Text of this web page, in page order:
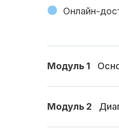
Онлайн-
Модуль 1
Модуль 2